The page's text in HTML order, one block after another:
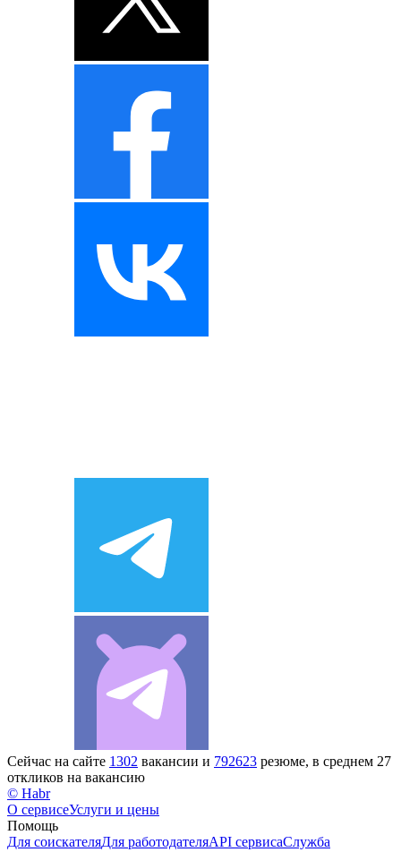
Сейчас на сайте 1302 вакансии и 792623 резюме, в среднем 27
откликов на вакансию
© Habr
О сервисеУслуги и цены
Помощь
Для соискателяДля работодателяAPI сервисаСлужба